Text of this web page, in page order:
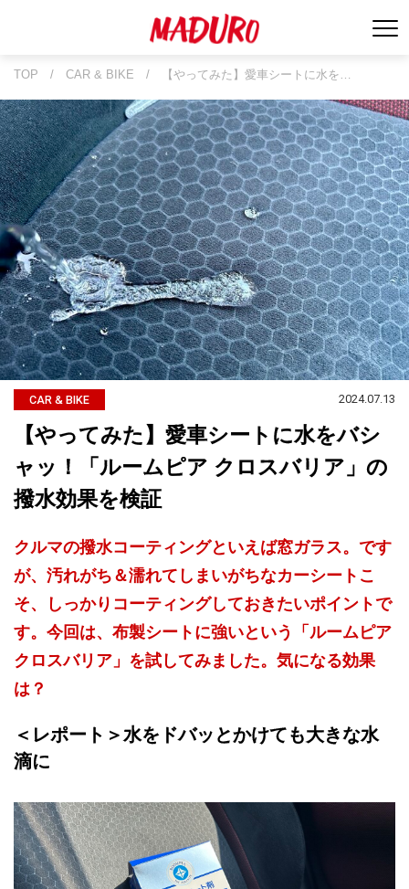
TOP / CAR & BIKE / 【やってみた】愛車シートに水を…
CAR & BIKE 2024.07.13
【やってみた】愛車シートに水をバシ
ャッ！「ルームピア クロスバリア」の
撥水効果を検証
クルマの撥水コーティングといえば窓ガラス。です
が、汚れがち＆濡れてしまいがちなカーシートこ
そ、しっかりコーティングしておきたいポイントで
す。今回は、布製シートに強いという「ルームピア
クロスバリア」を試してみました。気になる効果
は？
＜レポート＞水をドバッとかけても大きな水
滴に